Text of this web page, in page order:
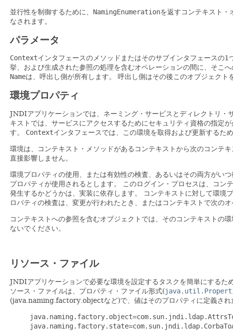
並行性を制御するために、 NamingEnumerationを返すコンテキスト・
なされます。
パラメータ
Contextインタフェースのメソッドまたはそのサブインタフェースの1
挙、および生成された参照の処理を含むオペレーションの間に、そこへ
Nameは、呼出し側が所有します。 呼出し側はその後このオブジェクト
環境プロパティ
JNDIアプリケーションでは、ネーミング・サービスとディレクトリ・
キストでは、サービスにアクセスするためにセキュリティ資格の指定が
す。
Contextインタフェースでは、この環境を取得および更新するた
環境は、コンテキスト・メソッドがあるコンテキストから次のコンテ
直接影響しません。
環境プロパティの使用、または有効性の検査、あるいはその両方がいつ
プロパティが使用されるとします。
このログイン・プロセスは、コン
発生するかどうかは、実装に依存します。
コンテキストに対して環境
ロパティの検査は、変更が行われたとき、またはコンテキストで次の
コンテキストへの参照を含むオブジェクトでは、そのコンテキストの環
ないでください。
リソース・ファイル
JNDIアプリケーションで必要な環境を設定するタスクを簡単にする
ソース・ファイルは、プロパティ・ファイル形式(
(java.naming.factory.objectなど)で、値はそのプロパティに定義され